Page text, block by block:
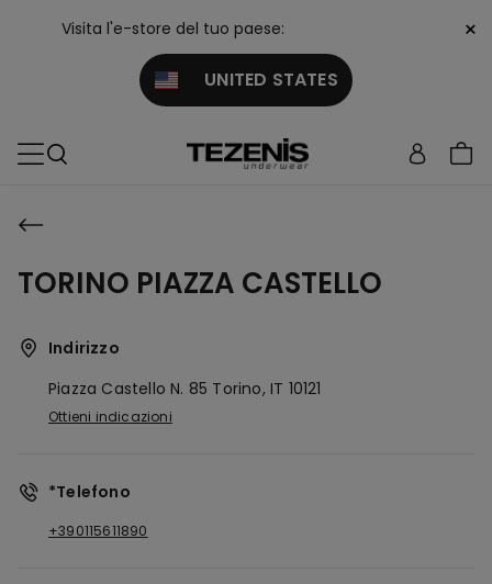
Visita l'e-store del tuo paese:
UNITED STATES
×
TORINO PIAZZA CASTELLO
Indirizzo
Piazza Castello N. 85 Torino, IT 10121
Ottieni indicazioni
*Telefono
+390115611890